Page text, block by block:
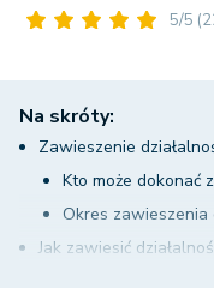
5/5
Na skróty:
Zawieszenie
Kto może dokonać
Okres zawieszenia
Jak zawiesić